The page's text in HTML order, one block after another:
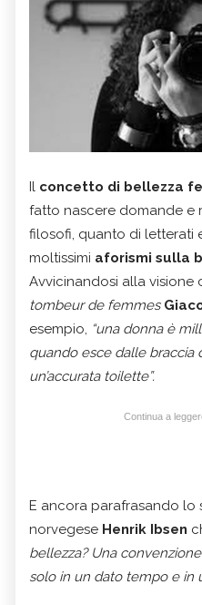
Il concetto di bellezza
fatto nascere domande e
filosofi, quanto di letterati
moltissimi aforismi sulla
Avvicinandosi alla visione
tombeur de femmes
esempio, “una donna è
quando esce dalle braccia
un’accurata toilette”.
Continua a
E ancora parafrasando
norvegese Henrik Ibsen
bellezza? Una
solo in un dato tempo e in